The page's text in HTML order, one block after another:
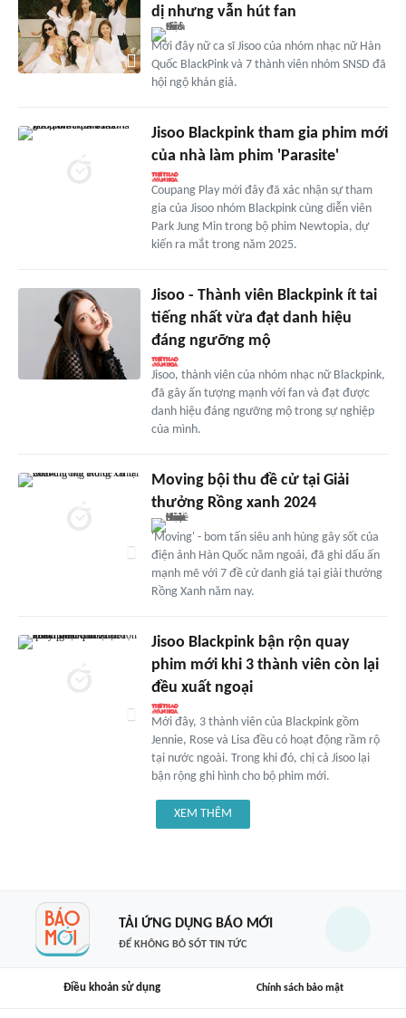
dị nhưng vẫn hút fan
Mới đây nữ ca sĩ Jisoo của nhóm nhạc nữ Hàn
Quốc BlackPink và 7 thành viên nhóm SNSD đã
hội ngộ khán giả.
Jisoo Blackpink tham gia phim mới
của nhà làm phim 'Parasite'
Coupang Play mới đây đã xác nhận sự tham
gia của Jisoo nhóm Blackpink cùng diễn viên
Park Jung Min trong bộ phim Newtopia, dự
kiến ra mắt trong năm 2025.
Jisoo - Thành viên Blackpink ít tai
tiếng nhất vừa đạt danh hiệu
đáng ngưỡng mộ
Jisoo, thành viên của nhóm nhạc nữ Blackpink,
đã gây ấn tượng mạnh với fan và đạt được
danh hiệu đáng ngưỡng mộ trong sự nghiệp
của mình.
Moving bội thu đề cử tại Giải
thưởng Rồng xanh 2024
'Moving' - bom tấn siêu anh hùng gây sốt của
điện ảnh Hàn Quốc năm ngoái, đã ghi dấu ấn
mạnh mẽ với 7 đề cử danh giá tại giải thưởng
Rồng Xanh năm nay.
Jisoo Blackpink bận rộn quay
phim mới khi 3 thành viên còn lại
đều xuất ngoại
Mới đây, 3 thành viên của Blackpink gồm
Jennie, Rose và Lisa đều có hoạt động rầm rộ
tại nước ngoài. Trong khi đó, chị cả Jisoo lại
bận rộng ghi hình cho bộ phim mới.
XEM THÊM
TẢI ỨNG DỤNG BÁO MỚI
ĐỂ KHÔNG BỎ SÓT TIN TỨC
Điều khoản sử dụng Chính sách bảo mật